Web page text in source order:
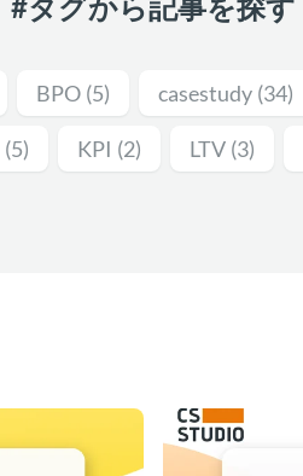
BPO (5) casestudy (34)
(5) KPI (2) LTV (3)